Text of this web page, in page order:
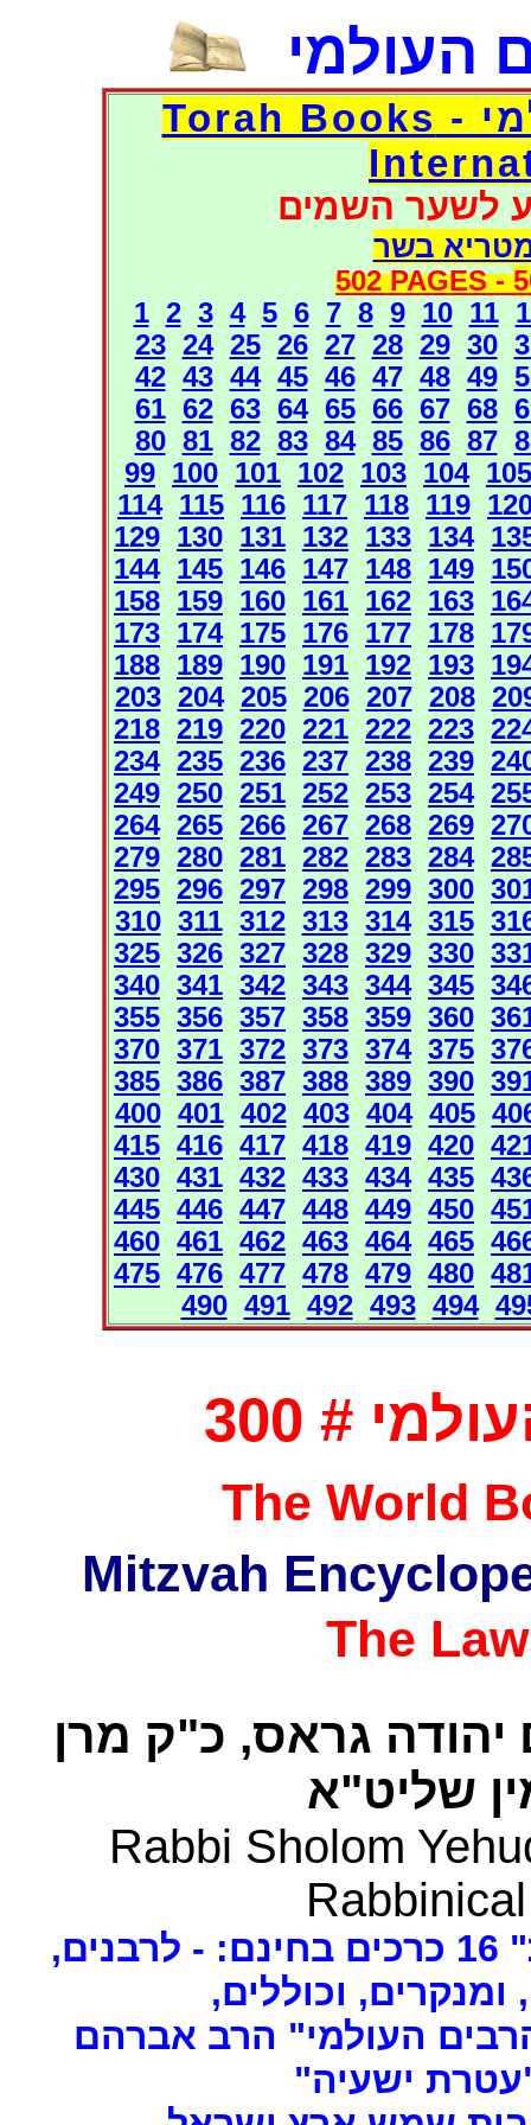
העולמי
דפי אוצר הספרים העולמי - Torah Books
לשער השמים
בשר
502 PAGES -
1 2 3 4 5 6 7 8 9 10 11
23 24 25 26 27 28 29 30
42 43 44 45 46 47 48 49
61 62 63 64 65 66 67 68
80 81 82 83 84 85 86 87
99 100 101 102 103 104 105
114 115 116 117 118 119
129 130 131 132 133 134
144 145 146 147 148 149
158 159 160 161 162 163
173 174 175 176 177 178
188 189 190 191 192 193
203 204 205 206 207 208
218 219 220 221 222 223
234 235 236 237 238 239
249 250 251 252 253 254
264 265 266 267 268 269
279 280 281 282 283 284
295 296 297 298 299 300
310 311 312 313 314 315
325 326 327 328 329 330
340 341 342 343 344 345
355 356 357 358 359 360
370 371 372 373 374 375
385 386 387 388 389 390
400 401 402 403 404 405
415 416 417 418 419 420
430 431 432 433 434 435
445 446 447 448 449 450
460 461 462 463 464 465
475 476 477 478 479 480
490 491 492 493 494
# 300
The World
The
גראס, כ"ק מרן
שליט"א
Rabbi Sholom
ומנקרים, וכוללים,
העולמי" הרב אברהם
ישעיה"